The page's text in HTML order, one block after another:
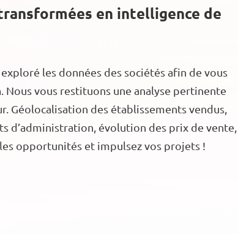
en intelligence de
les données des sociétés afin de vous
Nous vous restituons une analyse pertinente
Géolocalisation des établissements vendus,
d’administration, évolution des prix de vente,
opportunités et impulsez vos projets !